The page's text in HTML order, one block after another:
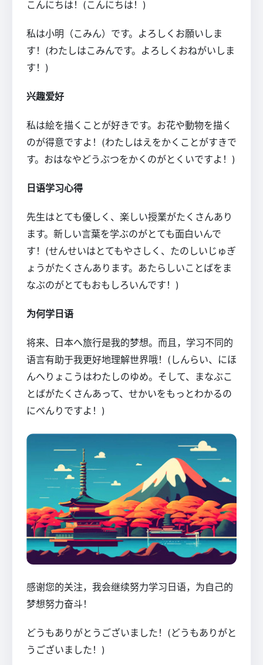
こんにちは！(こんにちは！)
私は小明（こみん）です。よろしくお願いしま
す！(わたしはこみんです。よろしくおねがいしま
す！)
兴趣爱好
私は絵を描くことが好きです。お花や動物を描く
のが得意ですよ！(わたしはえをかくことがすきで
す。おはなやどうぶつをかくのがとくいですよ！)
日语学习心得
先生はとても優しく、楽しい授業がたくさんあり
ます。新しい言葉を学ぶのがとても面白いんで
す！(せんせいはとてもやさしく、たのしいじゅぎ
ょうがたくさんあります。あたらしいことばをま
なぶのがとてもおもしろいんです！)
为何学日语
将来、日本へ旅行是我的梦想。而且，学习不同的
语言有助于我更好地理解世界哦！(しんらい、にほ
んへりょこうはわたしのゆめ。そして、まなぶこ
とばがたくさんあって、せかいをもっとわかるの
にべんりですよ！)
感谢您的关注，我会继续努力学习日语，为自己的
梦想努力奋斗！
どうもありがとうございました！(どうもありがと
うございました！)